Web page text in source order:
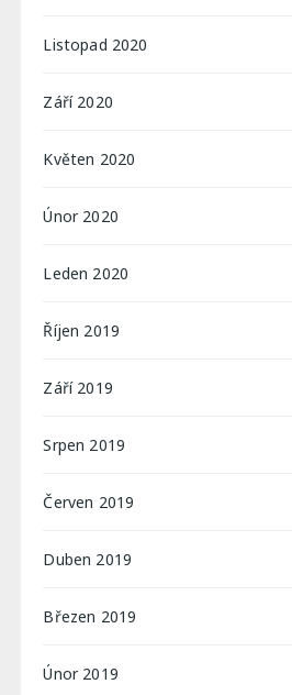
Listopad 2020
Září 2020
Květen 2020
Únor 2020
Leden 2020
Říjen 2019
Září 2019
Srpen 2019
Červen 2019
Duben 2019
Březen 2019
Únor 2019